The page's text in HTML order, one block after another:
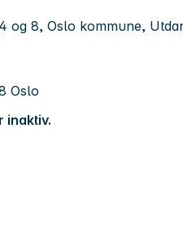
og 8, Oslo kommune,
Oslo
inaktiv.